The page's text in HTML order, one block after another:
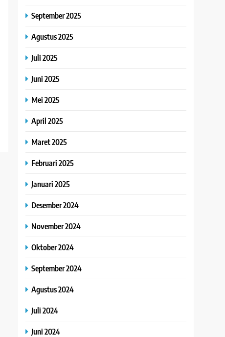
September 2025
Agustus 2025
Juli 2025
Juni 2025
Mei 2025
April 2025
Maret 2025
Februari 2025
Januari 2025
Desember 2024
November 2024
Oktober 2024
September 2024
Agustus 2024
Juli 2024
Juni 2024